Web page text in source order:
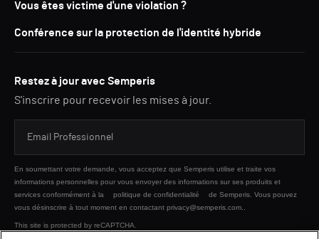
Vous êtes victime d'une violation ?
Conférence sur la protection de l'identité hybride
Restez à jour avec Semperis
S'inscrire pour recevoir les mises à jour.
En soumettant votre demande, vous acceptez que Semperis utilise et traite vos
informations personnelles pour vous envoyer des informations sur ses produits et
services conformément à la
politique de confidentialité
de Semperis. Vous pouvez
vous désinscrire à tout moment en contactant privacy@semperis.com..
This site is protected by reCAPTCHA.